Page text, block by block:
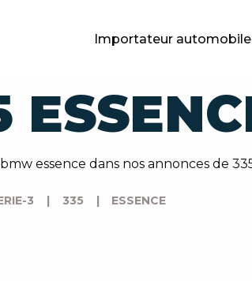
Importateur
essence dans nos annonces de
3 | 335 | ESSENCE